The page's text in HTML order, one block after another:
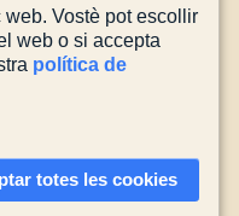
08/08/2026
Vostè pot escollir
web o si accepta
política de
totes les cookies